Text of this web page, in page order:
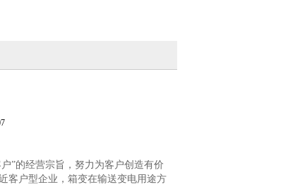
”的经营宗旨，努力为客户创造有价
客户型企业，箱变在输送变电用途方